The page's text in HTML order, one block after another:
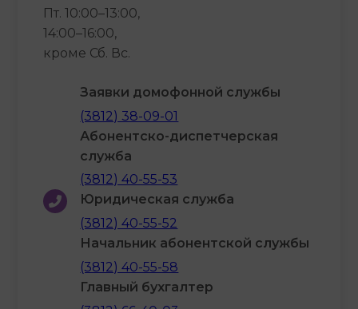
Пт. 10:00–13:00,
14:00–16:00,
кроме Сб. Вс.
Заявки домофонной службы
(3812) 38-09-01
Абонентско-диспетчерская
служба
(3812) 40-55-53
Юридическая служба
(3812) 40-55-52
Начальник абонентской службы
(3812) 40-55-58
Главный бухгалтер